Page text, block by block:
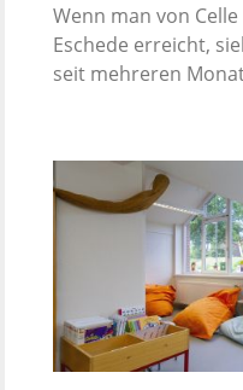
Wenn man von
Eschede erreicht,
seit mehreren